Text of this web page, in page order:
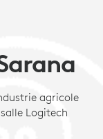
agricole
Logitech